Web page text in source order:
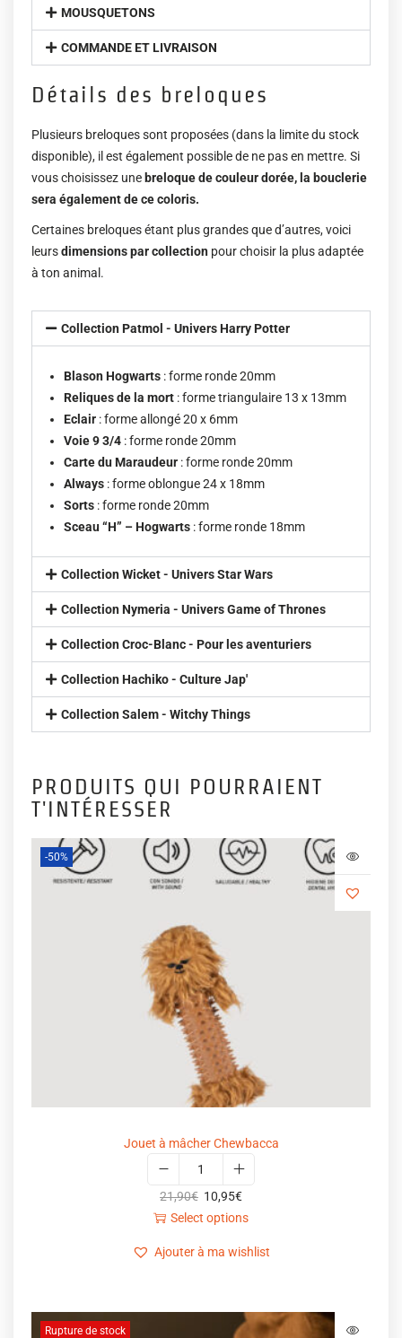
MOUSQUETONS
COMMANDE ET LIVRAISON
Détails des breloques
Plusieurs breloques sont proposées (dans la limite du stock
disponible), il est également possible de ne pas en mettre. Si
vous choisissez une breloque de couleur dorée, la bouclerie
sera également de ce coloris.
Certaines breloques étant plus grandes que d’autres, voici
leursdimensions par collection pour choisir la plus adaptée
à ton animal.
Collection Patmol - Univers Harry Potter
Blason Hogwarts : forme ronde 20mm
Reliques de la mort : forme triangulaire 13 x 13mm
Eclair : forme allongé 20 x 6mm
Voie 9 3/4 : forme ronde 20mm
Carte du Maraudeur : forme ronde 20mm
Always : forme oblongue 24 x 18mm
Sorts : forme ronde 20mm
Sceau “H” – Hogwarts : forme ronde 18mm
Collection Wicket - Univers Star Wars
Collection Nymeria - Univers Game of Thrones
Collection Croc-Blanc - Pour les aventuriers
Collection Hachiko - Culture Jap'
Collection Salem - Witchy Things
PRODUITS QUI POURRAIENT
T'INTÉRESSER
-50%
Jouet à mâcher Chewbacca
21,90€ 10,95€
Select options
Ajouter à ma wishlist
Rupture de stock